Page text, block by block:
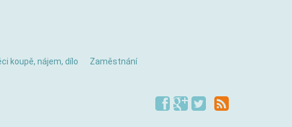
koupě, nájem, dílo Zaměstnání